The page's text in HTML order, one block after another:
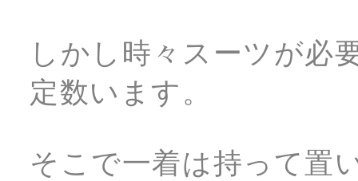
しかし時々スーツが必
定数います。
そこで一着は持って置